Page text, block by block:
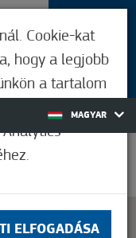
MAGYAR
Cookie-kat
hogy a legjobb
a tartalom
ELFOGADÁSA